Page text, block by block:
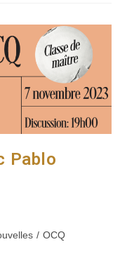
Pablo
/ OCQ